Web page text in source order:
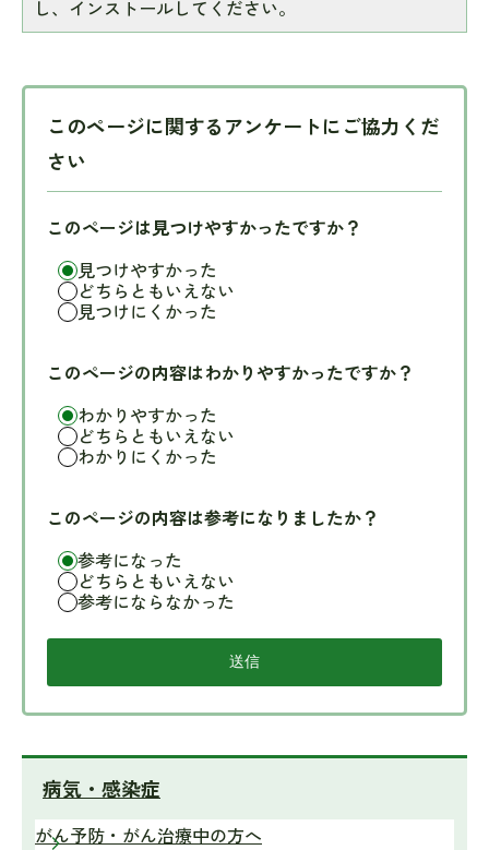
し、インストールしてください。
このページに関するアンケートにご協力くだ
さい
このページは見つけやすかったですか？
見つけやすかった
どちらともいえない
見つけにくかった
このページの内容はわかりやすかったですか？
わかりやすかった
どちらともいえない
わかりにくかった
このページの内容は参考になりましたか？
参考になった
どちらともいえない
参考にならなかった
病気・感染症
がん予防・がん治療中の方へ